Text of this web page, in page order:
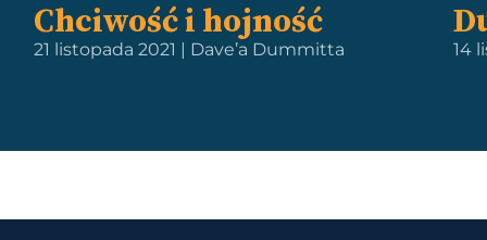
Chciwość i hojność
21 listopada 2021 | Dave’a Dummitta 14